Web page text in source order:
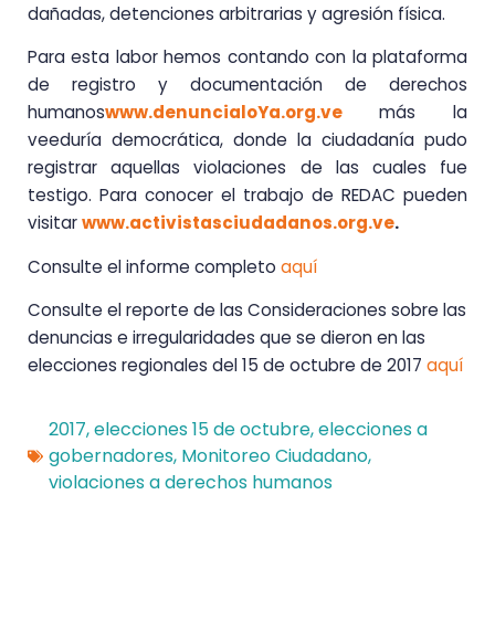
dañadas, detenciones arbitrarias y agresión física.
Para esta labor hemos contando con la plataforma
de registro y documentación de derechos
humanoswww.denuncialoYa.org.ve
más la
veeduría democrática, donde la ciudadanía pudo
registrar aquellas violaciones de las cuales fue
testigo. Para conocer el trabajo de REDAC pueden
visitarwww.activistasciudadanos.org.ve.
Consulte el informe completo aquí
Consulte el reporte de las Consideraciones sobre las
denuncias e irregularidades que se dieron en las
elecciones regionales del 15 de octubre de 2017 aquí
2017,elecciones 15 de octubre,elecciones a
gobernadores, Monitoreo Ciudadano,
violaciones a derechos humanos